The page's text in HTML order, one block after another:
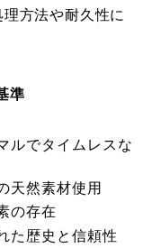
方法や耐久性に
準
ルでタイムレスな
天然素材使用
の存在
た歴史と信頼性